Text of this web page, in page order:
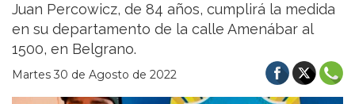
Juan Percowicz, de 84 años, cumplirá la medida
en su departamento de la calle Amenábar al
1500, en Belgrano.
Martes 30 de Agosto de 2022